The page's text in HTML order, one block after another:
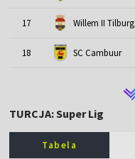
17 Willem II Tilburg
18 SC Cambuur
TURCJA: Super Lig
Tabela